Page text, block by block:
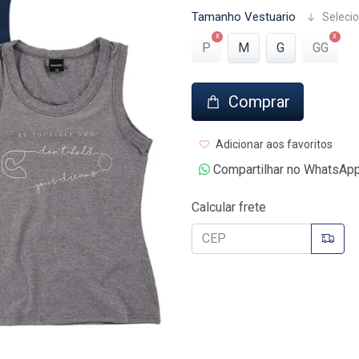
Tamanho Vestuario
P M G GG
Comprar
Adicionar aos favoritos
Compartilhar no
Calcular frete